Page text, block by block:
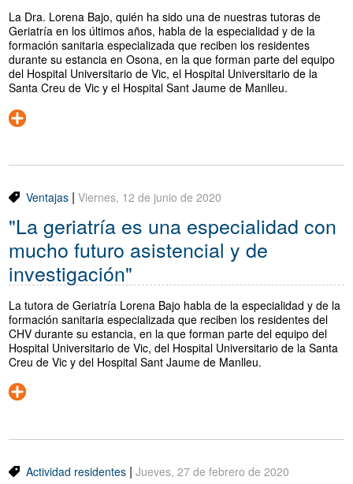
La Dra. Lorena Bajo, quién ha sido una de nuestras tutoras de
Geriatría en los últimos años, habla de la especialidad y de la
formación sanitaria especializada que reciben los residentes
durante su estancia en Osona, en la que forman parte del equipo
del Hospital Universitario de Vic, el Hospital Universitario de la
Santa Creu de Vic y el Hospital Sant Jaume de Manlleu.
Ventajas| Viernes, 12 de junio de 2020
"La geriatría es una especialidad con
mucho futuro asistencial y de
investigación"
La tutora de Geriatría Lorena Bajo habla de la especialidad y de la
formación sanitaria especializada que reciben los residentes del
CHV durante su estancia, en la que forman parte del equipo del
Hospital Universitario de Vic, del Hospital Universitario de la Santa
Creu de Vic y del Hospital Sant Jaume de Manlleu.
Actividad residentes| Jueves, 27 de febrero de 2020